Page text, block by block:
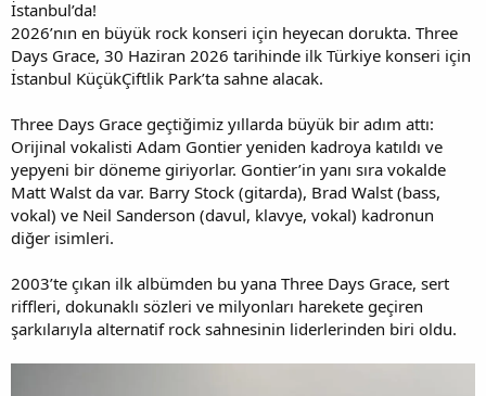
l
a
t
a
a
r
i
h
İstanbul’da!
2026’nın en büyük rock konseri için heyecan dorukta. Three
Days Grace, 30 Haziran 2026 tarihinde ilk Türkiye konseri için
İstanbul KüçükÇiftlik Park’ta sahne alacak.
Three Days Grace geçtiğimiz yıllarda büyük bir adım attı:
Orijinal vokalisti Adam Gontier yeniden kadroya katıldı ve
yepyeni bir döneme giriyorlar. Gontier’in yanı sıra vokalde
Matt Walst da var. Barry Stock (gitarda), Brad Walst (bass,
vokal) ve Neil Sanderson (davul, klavye, vokal) kadronun
diğer isimleri.
2003’te çıkan ilk albümden bu yana Three Days Grace, sert
riffleri, dokunaklı sözleri ve milyonları harekete geçiren
şarkılarıyla alternatif rock sahnesinin liderlerinden biri oldu.